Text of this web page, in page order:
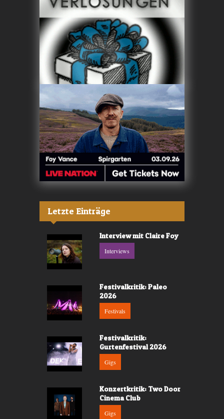
Letzte Einträge
Interview mit Claire Foy
Interviews
Festivalkritik: Paleo
2026
Festivals
Festivalkritik:
Gurtenfestival 2026
Gigs
Konzertkritik: Two Door
Cinema Club
Gigs